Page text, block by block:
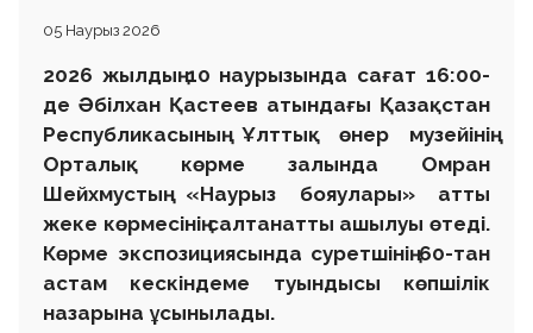
05 Наурыз 2026
2026 жылдың 10 наурызында сағат 16:00-
де Әбілхан Қастеев атындағы Қазақстан
Республикасының Ұлттық өнер музейінің
Орталық көрме залында Омран
Шейхмустың «Наурыз бояулары» атты
жеке көрмесінің салтанатты ашылуы өтеді.
Көрме экспозициясында суретшінің 60-тан
астам кескіндеме туындысы көпшілік
назарына ұсынылады.